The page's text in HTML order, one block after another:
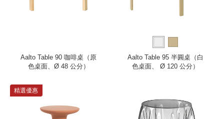
Aalto Table 90 咖啡桌（原
色桌面、Ø 48 公分）
Aalto Table 95 半圓桌（白
色桌面、 Ø 120 公分）
精選優惠